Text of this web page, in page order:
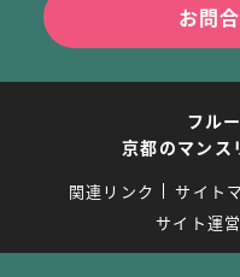
お問
フル
京都のマンス
関連リンク サイト
サイト運